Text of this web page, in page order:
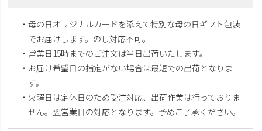
・母の日オリジナルカードを添えて特別な母の日ギフト包装
でお届けします。のし対応不可。
・営業日15時までのご注文は当日出荷いたします。
・お届け希望日の指定がない場合は最短での出荷となりま
す。
・火曜日は定休日のため受注対応、出荷作業は行っておりま
せん。翌営業日の対応となります。予めご了承ください。